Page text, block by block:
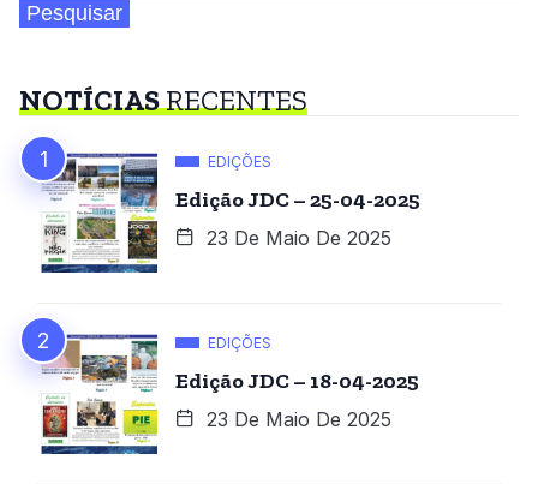
Pesquisar
NOTÍCIASRECENTES
EDIÇÕES
Edição JDC – 25-04-2025
23 De Maio De 2025
EDIÇÕES
Edição JDC – 18-04-2025
23 De Maio De 2025